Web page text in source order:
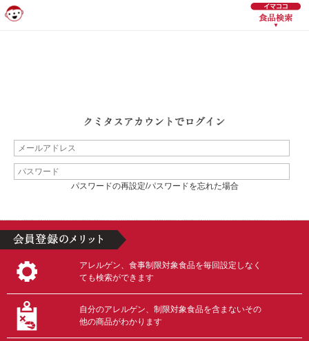
パスワードの再設定/パスワードを忘れた場合
アレルゲン、食事制限対象食品を毎回設定しなく
ても検索ができます
自分のアレルゲン、制限対象食品を含まないその
他の商品がわかります